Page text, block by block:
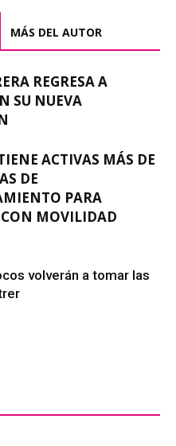
MÁS DEL AUTOR
REGRESA A
SU NUEVA
ACTIVAS MÁS DE
DE
PARA
CON MOVILIDAD
volverán a tomar las